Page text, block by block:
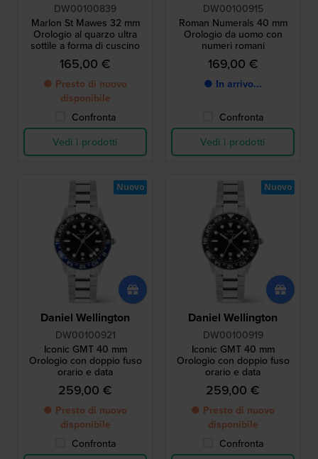
DW00100839
Marlon St Mawes 32 mm
Orologio al quarzo ultra
sottile a forma di cuscino
165,00 €
● Presto di nuovo
disponibile
Confronta
Vedi i prodotti
DW00100915
Roman Numerals 40 mm
Orologio da uomo con
numeri romani
169,00 €
● In arrivo...
Confronta
Vedi i prodotti
Daniel Wellington
DW00100921
Iconic GMT 40 mm
Orologio con doppio fuso
orario e data
259,00 €
● Presto di nuovo
disponibile
Confronta
Nuovo
Daniel Wellington
DW00100919
Iconic GMT 40 mm
Orologio con doppio fuso
orario e data
259,00 €
● Presto di nuovo
disponibile
Confronta
Nuovo